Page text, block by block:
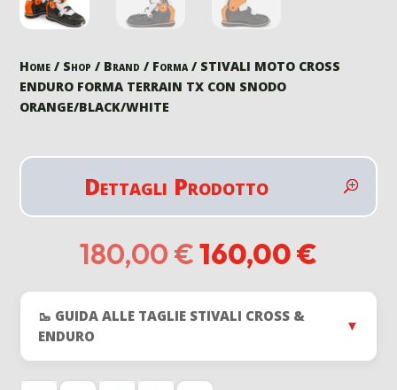
Home / Shop / Brand / Forma / STIVALI MOTO CROSS
ENDURO FORMA TERRAIN TX CON SNODO
ORANGE/BLACK/WHITE
Dettagli Prodotto
180,00 €Il
prezzo
originale
era:
160,00€
🥾 GUIDA ALLE TAGLIE STIVALI CROSS &
ENDURO
▼